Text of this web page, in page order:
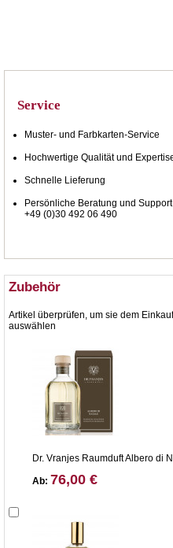
Service
Muster- und Farbkarten-Service
Hochwertige Qualität und
Schnelle Lieferung
Persönliche Beratung und Support
+49 (0)30 492 06 490
Zubehör
Artikel überprüfen, um sie dem
auswählen
Dr. Vranjes Raumduft Albero di
Ab: 76,00 €